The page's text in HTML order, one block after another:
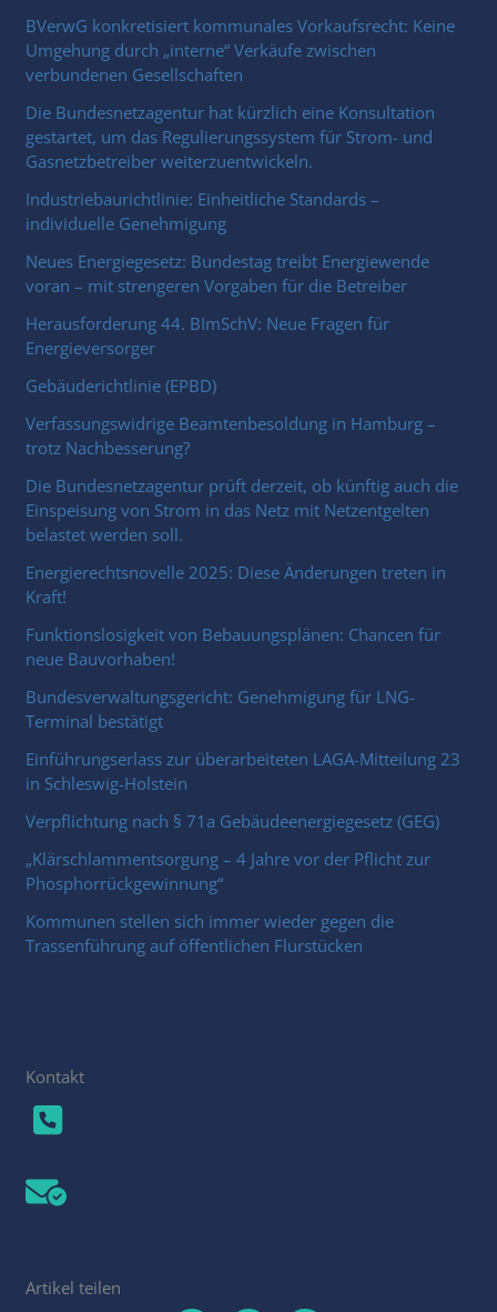
BVerwG konkretisiert kommunales Vorkaufsrecht: Keine
Umgehung durch „interne“ Verkäufe zwischen
verbundenen Gesellschaften
Die Bundesnetzagentur hat kürzlich eine Konsultation
gestartet, um das Regulierungssystem für Strom- und
Gasnetzbetreiber weiterzuentwickeln.
Industriebaurichtlinie: Einheitliche Standards –
individuelle Genehmigung
Neues Energiegesetz: Bundestag treibt Energiewende
voran – mit strengeren Vorgaben für die Betreiber
Herausforderung 44. BImSchV: Neue Fragen für
Energieversorger
Gebäuderichtlinie (EPBD)
Verfassungswidrige Beamtenbesoldung in Hamburg –
trotz Nachbesserung?
Die Bundesnetzagentur prüft derzeit, ob künftig auch die
Einspeisung von Strom in das Netz mit Netzentgelten
belastet werden soll.
Energierechtsnovelle 2025: Diese Änderungen treten in
Kraft!
Funktionslosigkeit von Bebauungsplänen: Chancen für
neue Bauvorhaben!
Bundesverwaltungsgericht: Genehmigung für LNG-
Terminal bestätigt
Einführungserlass zur überarbeiteten LAGA-Mitteilung 23
in Schleswig-Holstein
Verpflichtung nach § 71a Gebäudeenergiegesetz (GEG)
„Klärschlammentsorgung – 4 Jahre vor der Pflicht zur
Phosphorrückgewinnung“
Kommunen stellen sich immer wieder gegen die
Trassenführung auf öffentlichen Flurstücken
Kontakt
Artikel teilen